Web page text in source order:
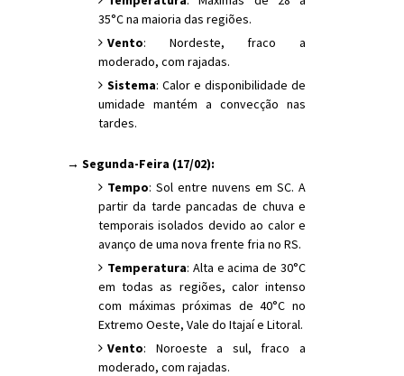
35°C na maioria das regiões.
Vento: Nordeste, fraco a
moderado, com rajadas.
Sistema: Calor e disponibilidade de
umidade mantém a convecção nas
tardes.
→ Segunda-Feira (17/02):
Tempo: Sol entre nuvens em SC. A
partir da tarde pancadas de chuva e
temporais isolados devido ao calor e
avanço de uma nova frente fria no RS.
Temperatura: Alta e acima de 30°C
em todas as regiões, calor intenso
com máximas próximas de 40°C no
Extremo Oeste, Vale do Itajaí e Litoral.
Vento: Noroeste a sul, fraco a
moderado, com rajadas.